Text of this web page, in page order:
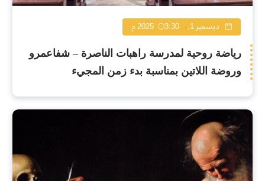
ديسمبر 1, 2025 3:30 م
رياضة روحية لمدرسة راهبات الناصرة – شفاعمرو
وروضة اللاتين بمناسبة بدء زمن المجيء